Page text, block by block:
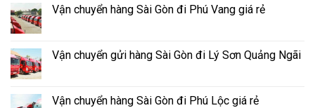
Vận chuyển hàng Sài Gòn đi Phú Vang giá rẻ
Vận chuyển gửi hàng Sài Gòn đi Lý Sơn Quảng Ngãi
Vận chuyển hàng Sài Gòn đi Phú Lộc giá rẻ